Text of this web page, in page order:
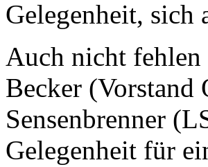
Gelegenheit, sich
Auch nicht fehlen
Becker (Vorstand
Sensenbrenner
Gelegenheit für